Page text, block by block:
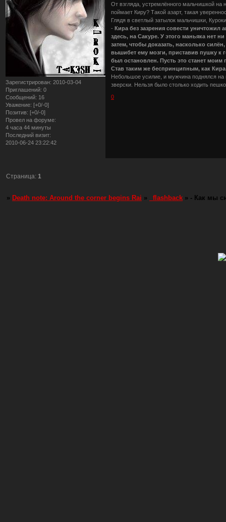
Зарегистрирован: 2010-03-04
Приглашений: 0
Сообщений: 16
Уважение: [+0/-0]
Позитив: [+0/-0]
Провел на форуме:
4 часа 44 минуты
Последний визит:
2010-06-24 23:22:42
От взгляда, устремлённого мальчишкой на
поймает Киру? Такой азарт, такая
Глядя в светлый затылок мальчишки,
- Кира без зазрения совести
здесь, на Сакуре. У этого маньяка нет
затем, чтобы доказать, насколько
вышибет ему мозги, приставив пушку к
был остановлен. Пусть это станет
Став таким же беспринципным, как
Небольшое усилие, и мужчина поднялся на
зверски. Нельзя было столько ходить
0
Страница:1
» Death note: Around the corner begins Rai » _flashback » - Как мы